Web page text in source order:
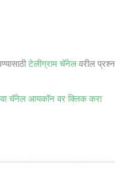
टेलीग्राम चॅनेल वरील
चॅनेल आयकॉन वर क्लिक करा